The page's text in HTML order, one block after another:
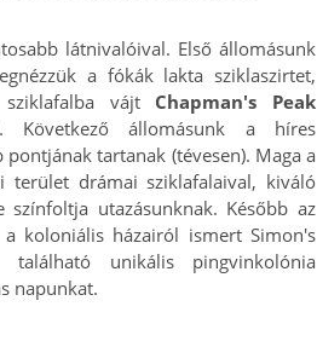
látnivalóival. Első állomásunk
a fókák lakta sziklaszirtet,
vájt Chapman's Peak
Következő állomásunk a híres
tartanak (tévesen). Maga a
terület drámai sziklafalaival, kiváló
színfoltja utazásunknak. Később az
koloniális házairól ismert Simon's
unikális pingvinkolónia
napunkat.